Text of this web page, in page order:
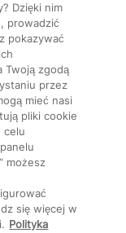
Dzięki nim
prowadzić
pokazywać
Twoją zgodą
przez
mieć nasi
pliki cookie
celu
możesz
się więcej w
Polityka